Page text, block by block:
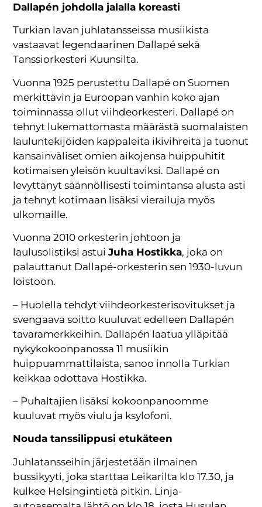
Dallapén johdolla jalalla koreasti
Turkian lavan juhlatansseissa musiikista
vastaavat legendaarinen Dallapé sekä
Tanssiorkesteri Kuunsilta.
Vuonna 1925 perustettu Dallapé on Suomen
merkittävin ja Euroopan vanhin koko ajan
toiminnassa ollut viihdeorkesteri. Dallapé on
tehnyt lukemattomasta määrästä suomalaisten
lauluntekijöiden kappaleita ikivihreitä ja tuonut
kansainväliset omien aikojensa huippuhitit
kotimaisen yleisön kuultaviksi. Dallapé on
levyttänyt säännöllisesti toimintansa alusta asti
ja tehnyt kotimaan lisäksi vierailuja myös
ulkomaille.
Vuonna 2010 orkesterin johtoon ja
laulusolistiksi astuiJuha Hostikka, joka on
palauttanut Dallapé-orkesterin sen 1930-luvun
loistoon.
– Huolella tehdyt viihdeorkesterisovitukset ja
svengaava soitto kuuluvat edelleen Dallapén
tavaramerkkeihin. Dallapén laatua ylläpitää
nykykokoonpanossa 11 musiikin
huippuammattilaista, sanoo innolla Turkian
keikkaa odottava Hostikka.
– Puhaltajien lisäksi kokoonpanoomme
kuuluvat myös viulu ja ksylofoni.
Nouda tanssilippusi etukäteen
Juhlatansseihin järjestetään ilmainen
bussikyyti, joka starttaa Leikarilta klo 17.30, ja
kulkee Helsingintietä pitkin. Linja-